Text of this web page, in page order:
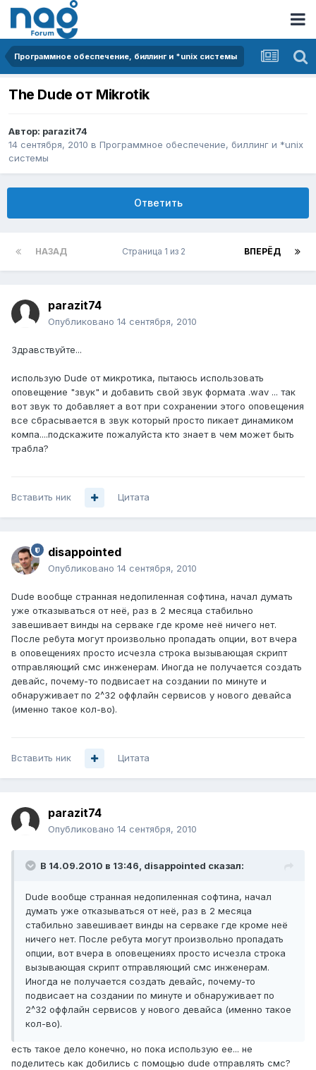
Программное обеспечение, биллинг и *unix системы
The Dude от Mikrotik
Автор: parazit74
14 сентября, 2010 в Программное обеспечение, биллинг и *unix
системы
Ответить
НАЗАД ВПЕРЁД
Страница 1 из 2
parazit74
Опубликовано 14 сентября, 2010
Здравствуйте...
использую Dude от микротика, пытаюсь использовать
оповещение "звук" и добавить свой звук формата .wav ... так
вот звук то добавляет а вот при сохранении этого оповещения
все сбрасывается в звук который просто пикает динамиком
компа....подскажите пожалуйста кто знает в чем может быть
трабла?
Вставить ник Цитата
disappointed
Опубликовано 14 сентября, 2010
Dude вообще странная недопиленная софтина, начал думать
уже отказываться от неё, раз в 2 месяца стабильно
завешивает винды на серваке где кроме неё ничего нет.
После ребута могут произвольно пропадать опции, вот вчера
в оповещениях просто исчезла строка вызывающая скрипт
отправляющий смс инженерам. Иногда не получается создать
девайс, почему-то подвисает на создании по минуте и
обнаруживает по 2^32 оффлайн сервисов у нового девайса
(именно такое кол-во).
Вставить ник Цитата
parazit74
Опубликовано 14 сентября, 2010
В 14.09.2010 в 13:46, disappointed сказал:
Dude вообще странная недопиленная софтина, начал
думать уже отказываться от неё, раз в 2 месяца
стабильно завешивает винды на серваке где кроме неё
ничего нет. После ребута могут произвольно пропадать
опции, вот вчера в оповещениях просто исчезла строка
вызывающая скрипт отправляющий смс инженерам.
Иногда не получается создать девайс, почему-то
подвисает на создании по минуте и обнаруживает по
2^32 оффлайн сервисов у нового девайса (именно такое
кол-во).
есть такое дело конечно, но пока использую ее... не
поделитесь как добились с помощью dude отправлять смс?